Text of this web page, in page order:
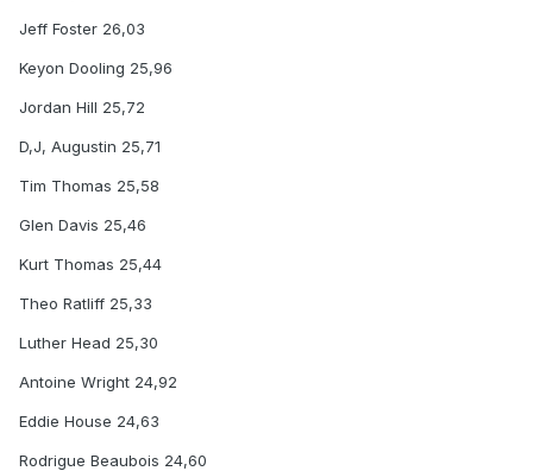
Jeff Foster 26,03
Keyon Dooling 25,96
Jordan Hill 25,72
D,J, Augustin 25,71
Tim Thomas 25,58
Glen Davis 25,46
Kurt Thomas 25,44
Theo Ratliff 25,33
Luther Head 25,30
Antoine Wright 24,92
Eddie House 24,63
Rodrigue Beaubois 24,60